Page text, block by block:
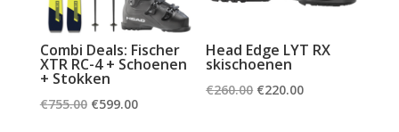
Combi Deals: Fischer
XTR RC-4 + Schoenen
+ Stokken
€755.00 Oorspronkelijke
€599.00Huidige
Head Edge LYT RX
skischoenen
€260.00 Oorspronkelijke
€220.00Huidige